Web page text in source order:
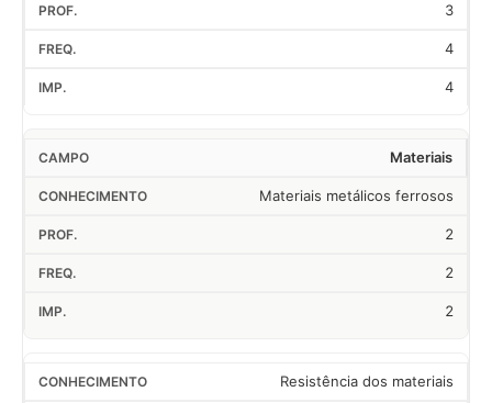
3
4
4
Materiais
Materiais metálicos ferrosos
2
2
2
Resistência dos materiais